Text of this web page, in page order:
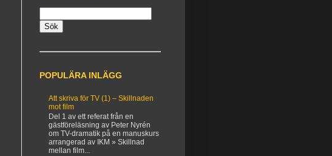
POPULÄRA INLÄGG
Att skriva för TV (1) – Skillnaden
mot film
Del 1 av ett referat från en
gästföreläsning av Peter Nyrén
om TV-dramatik på en manuskurs
arrangerad av IKM » Skillnad
mellan film...